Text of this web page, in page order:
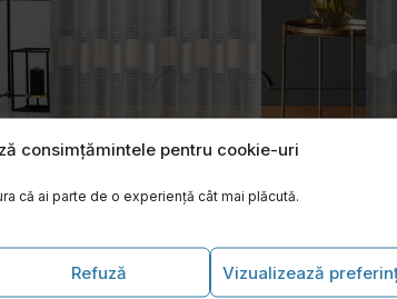
consimțămintele pentru cookie-uri
că ai parte de o experiență cât mai plăcută.
Refuză Vizualizează
89.00 leimetru liniar(TVA inclus)